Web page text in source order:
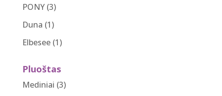
PONY (3)
Duna (1)
Elbesee (1)
Pluoštas
Mediniai (3)